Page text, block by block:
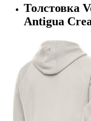
Толстовка
Antigua